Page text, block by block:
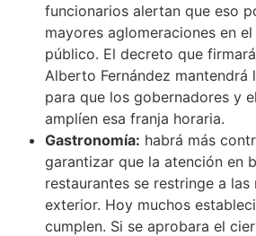
funcionarios alertan que eso
mayores aglomeraciones en
público. El decreto que
Alberto Fernández mantendrá
para que los gobernadores y
amplíen esa franja horaria.
Gastronomía: habrá más
garantizar que la atención en
restaurantes se restringe a las
exterior. Hoy muchos
cumplen. Si se aprobara el